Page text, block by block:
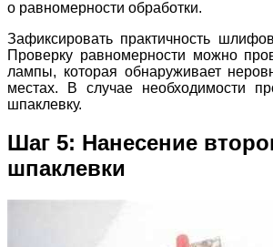
о равномерности обработки.
Зафиксировать практичность
Проверку равномерности можно
лампы, которая обнаруживает
местах. В случае необходимости
шпаклевку.
Шаг 5: Нанесение
шпаклевки